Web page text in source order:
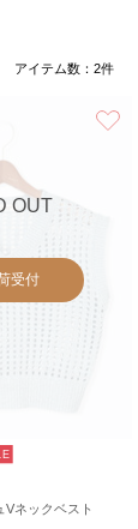
アイテム数： 2件
OUT
受付
Vネックベスト